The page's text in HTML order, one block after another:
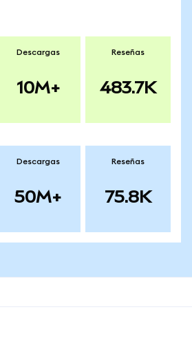
Descargas
10M+
Reseñas
483.7K
Descargas
50M+
Reseñas
75.8K